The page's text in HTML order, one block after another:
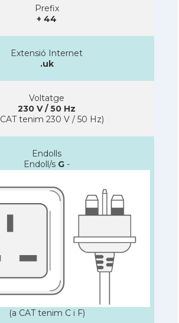
Prefix
+ 44
Extensió Internet
.uk
Voltatge
230 V / 50 Hz
tenim 230 V / 50 Hz)
Endolls
Endoll/s G -
(a CAT tenim C i F)